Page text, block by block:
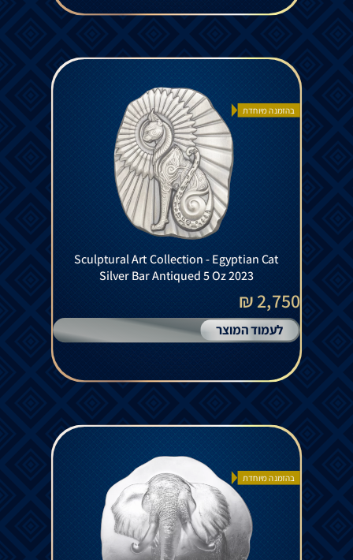
בהזמנה מיוחדת
Sculptural Art Collection - Egyptian Cat
Silver Bar Antiqued 5 Oz 2023
2,750 ₪
לעמוד המוצר
בהזמנה מיוחדת